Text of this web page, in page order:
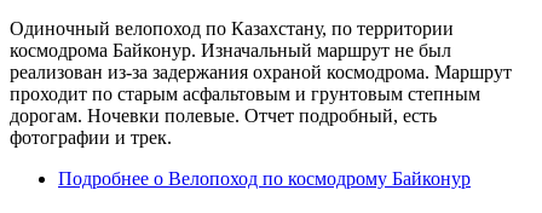
Одиночный велопоход по Казахстану, по территории
космодрома Байконур. Изначальный маршрут не был
реализован из-за задержания охраной космодрома. Маршрут
проходит по старым асфальтовым и грунтовым степным
дорогам. Ночевки полевые. Отчет подробный, есть
фотографии и трек.
Подробнее о Велопоход по космодрому Байконур